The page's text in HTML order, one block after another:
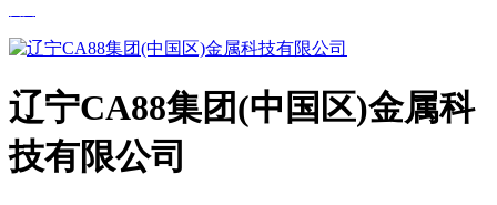
辽宁CA88集团(中国区)金属科
技有限公司